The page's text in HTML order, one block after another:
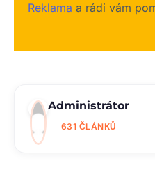
Reklama a rádi vám
Administrátor
631 ČLÁNKŮ